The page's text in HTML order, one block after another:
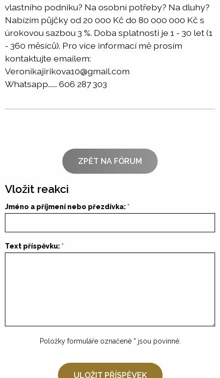
vlastního podniku? Na osobní potřeby? Na dluhy?
Nabízím půjčky od 20 000 Kč do 80 000 000 Kč s
úrokovou sazbou 3 %. Doba splatnosti je 1 - 30 let (1
- 360 měsíců). Pro více informací mě prosím
kontaktujte emailem:
Veronikajirikova10@gmail.com
Whatsapp...... 606 287 303
ZPĚT NA FÓRUM
Vložit reakci
Jméno a příjmení nebo přezdívka:
Text příspěvku:
Položky formuláře označené * jsou povinné.